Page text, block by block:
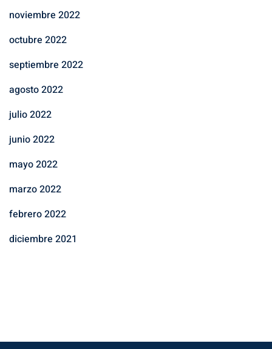
noviembre 2022
octubre 2022
septiembre 2022
agosto 2022
julio 2022
junio 2022
mayo 2022
marzo 2022
febrero 2022
diciembre 2021